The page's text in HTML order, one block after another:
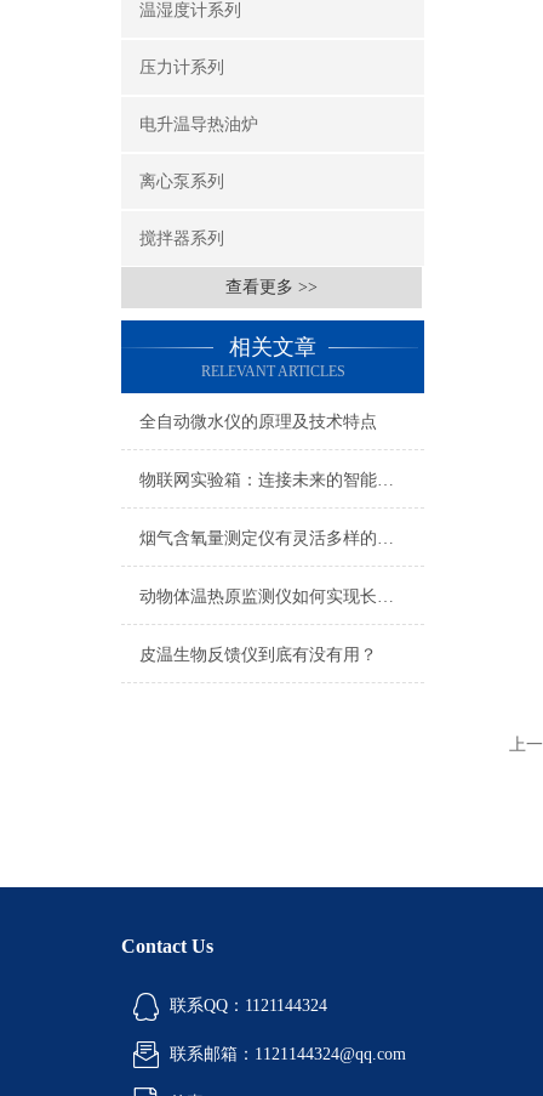
温湿度计系列
压力计系列
电升温导热油炉
离心泵系列
搅拌器系列
查看更多 >>
相关文章
RELEVANT ARTICLES
全自动微水仪的原理及技术特点
物联网实验箱：连接未来的智能世界
烟气含氧量测定仪有灵活多样的安装方式
动物体温热原监测仪如何实现长时程、无干扰的连续监测？
皮温生物反馈仪到底有没有用？
上
Contact Us
联系QQ：1121144324
联系邮箱：1121144324@qq.com